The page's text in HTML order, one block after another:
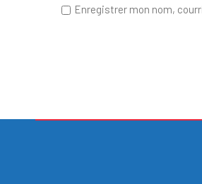
Enregistrer mon nom,